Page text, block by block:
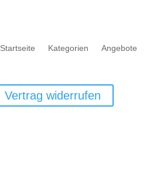
Startseite Kategorien Angebote
Vertrag widerrufen